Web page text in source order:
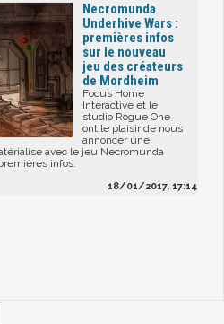
Necromunda
Underhive Wars :
premières infos
sur le nouveau
jeu des créateurs
de Mordheim
Focus Home
Interactive et le
studio Rogue One
ont le plaisir de nous
annoncer une
avec le jeu Necromunda
infos.
18/01/2017, 17:14